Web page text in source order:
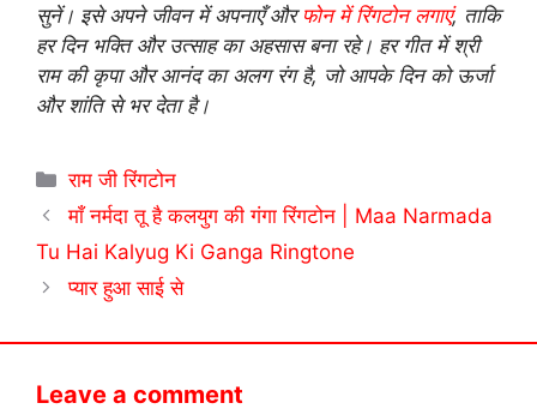
सुनें। इसे अपने जीवन में अपनाएँ और फोन में रिंगटोन लगाएं, ताकि
हर दिन भक्ति और उत्साह का अहसास बना रहे। हर गीत में श्री
राम की कृपा और आनंद का अलग रंग है, जो आपके दिन को ऊर्जा
और शांति से भर देता है।
Categories
राम जी रिंगटोन
माँ नर्मदा तू है कलयुग की गंगा रिंगटोन | Maa Narmada
Tu Hai Kalyug Ki Ganga Ringtone
प्यार हुआ साई से
Leave a comment